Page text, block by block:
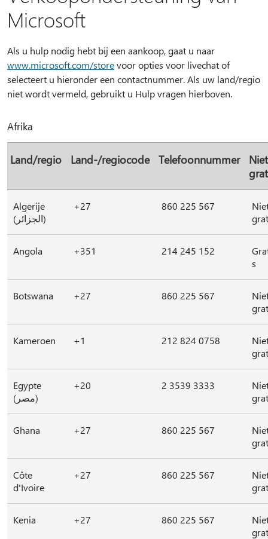
Microsoft
Als u hulp nodig hebt bij een aankoop, gaat u naar
www.microsoft.com/storevoor opties voor livechat of
selecteert u hieronder een contactnummer. Als uw land/regio
niet wordt vermeld, gebruikt u Hulp vragen hierboven.
Afrika
Land/regio Land-/regiocode Telefoonnummer
Algerije
(الجزائر)
+27 860 225 567
Angola +351 214 245 152
s
Botswana +27 860 225 567
Kameroen +1 212 824 0758
Egypte
(مصر)
+20 2 3539 3333
Ghana +27 860 225 567
Côte
d'Ivoire
+27 860 225 567
Kenia +27 860 225 567